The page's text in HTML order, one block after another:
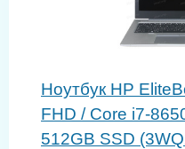
Ноутбук HP
FHD / Core i7-
512GB SSD